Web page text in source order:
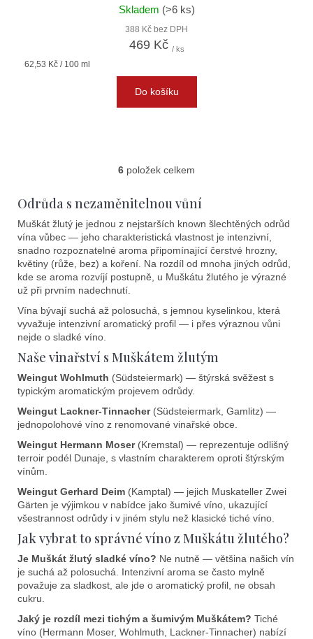
Skladem (>6 ks)
388 Kč bez DPH
469 Kč / ks
Měrná
62,53 Kč / 100 ml
Do košíku
O
l
á
d
a
c
í
r
v
y
v
ý
p
i
u
6 položek celkem
Odrůda s nezaměnitelnou vůní
Muškát žlutý je jednou z nejstarších known šlechtěných odrůd
vína vůbec — jeho charakteristická vlastnost je intenzivní,
snadno rozpoznatelné aroma připomínající čerstvé hrozny,
květiny (růže, bez) a koření. Na rozdíl od mnoha jiných odrůd,
kde se aroma rozvíjí postupně, u Muškátu žlutého je výrazné
už při prvním nadechnutí.
Vína bývají suchá až polosuchá, s jemnou kyselinkou, která
vyvažuje intenzivní aromatický profil — i přes výraznou vůni
nejde o sladké víno.
Naše vinařství s Muškátem žlutým
Weingut Wohlmuth (Südsteiermark) — štýrská svěžest s
typickým aromatickým projevem odrůdy.
Weingut Lackner-Tinnacher(Südsteiermark, Gamlitz) —
jednopolohové víno z renomované vinařské obce.
Weingut Hermann Moser(Kremstal) — reprezentuje odlišný
terroir podél Dunaje, s vlastním charakterem oproti štýrským
vínům.
Weingut Gerhard Deim (Kamptal) — jejich Muskateller Zwei
Gärten je výjimkou v nabídce jako šumivé víno, ukazující
všestrannost odrůdy i v jiném stylu než klasické tiché víno.
Jak vybrat to správné víno z Muškátu žlutého?
Je Muškát žlutý sladké víno? Ne nutně — většina našich vín
je suchá až polosuchá. Intenzivní aroma se často mylně
považuje za sladkost, ale jde o aromatický profil, ne obsah
cukru.
Jaký je rozdíl mezi tichým a šumivým Muškátem? Tiché
víno (Hermann Moser, Wohlmuth, Lackner-Tinnacher) nabízí